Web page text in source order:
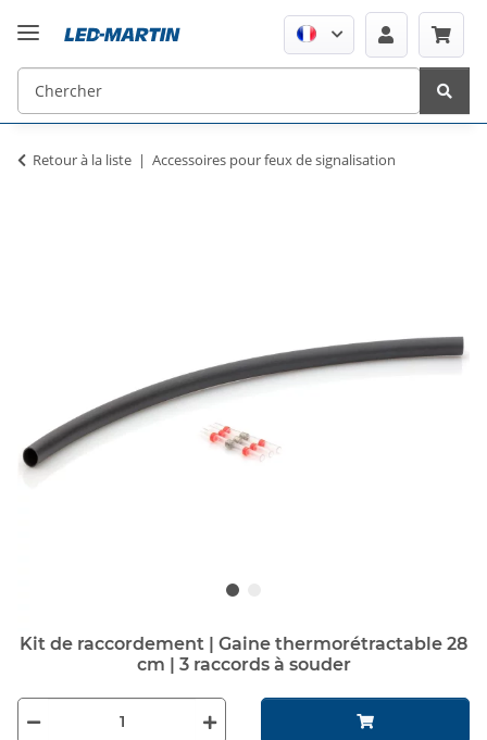
Retour à la liste Accessoires pour feux de signalisation
Kit de raccordement | Gaine thermorétractable 28
cm | 3 raccords à souder